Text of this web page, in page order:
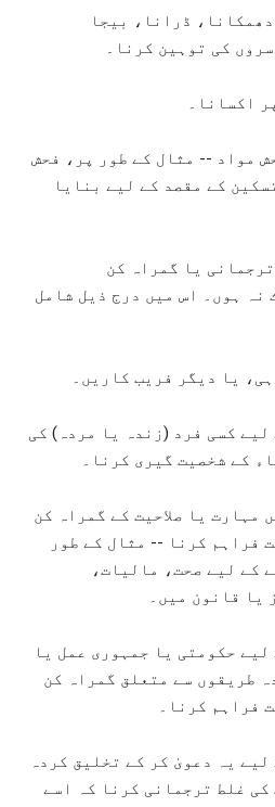
ڈرانا، بیجا
کی توہین کرنا۔
اکسانا۔
مواد -- مثال کے طور پر، فحش
کے مقصد کے لیے بنایا
یا گمراہ کن
نہ ہوں۔ اس میں درج ذیل شامل
یا دیگر فریب کاریں۔
لیے کسی فرد (زندہ یا مردہ) کی
کے شخصیت گیری کرنا۔
مہارت یا صلاحیت کے گمراہ کن
فراہم کرنا -- مثال کے طور
کے لیے صحت، مالیات،
یا قانون میں۔
حکومتی یا جمہوری عمل یا
طریقوں سے متعلق گمراہ کن
فراہم کرنا۔
یہ دعویٰ کر کے تخلیق کردہ
کی غلط ترجمانی کرنا کہ اسے